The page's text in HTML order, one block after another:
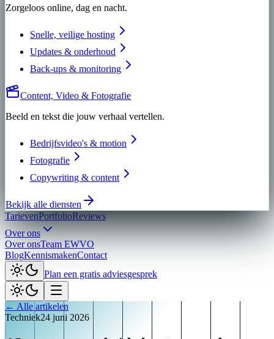
Zorgeloos online, dag en nacht.
Snelle, veilige hosting
Updates & onderhoud
Back-ups & monitoring
Content, Video & Fotografie
Beeld en tekst die jouw verhaal vertellen.
Bedrijfsvideo's & motion
Fotografie
Copywriting & content
Bekijk alle diensten
TarievenPortfolioReviews
Over ons
Over onsTeam EWVO
BlogKennismakenContact
Plan een gratis adviesgesprek
← Alle artikelen
Techniek24 juni 2026